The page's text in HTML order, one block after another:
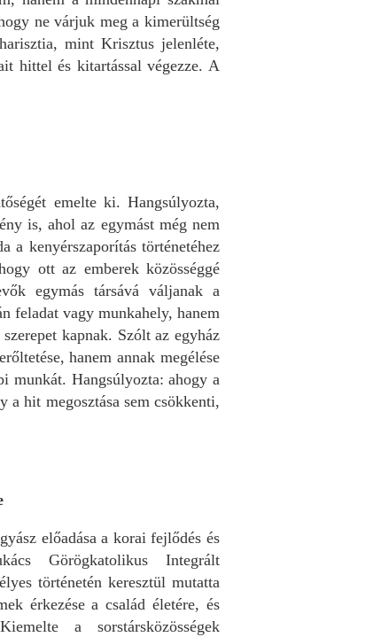
ne várjuk meg a kimerültség
mint Krisztus jelenléte,
hittel és kitartással végezze. A
emelte ki. Hangsúlyozta,
is, ahol az egymást még nem
a kenyérszaporítás történetéhez
ott az emberek közösséggé
egymás társává váljanak a
feladat vagy munkahely, hanem
kapnak. Szólt az egyház
hanem annak megélése
munkát. Hangsúlyozta: ahogy a
a hit megosztása sem csökkenti,
előadása a korai fejlődés és
Görögkatolikus Integrált
történetén keresztül mutatta
érkezése a család életére, és
a sorstársközösségek